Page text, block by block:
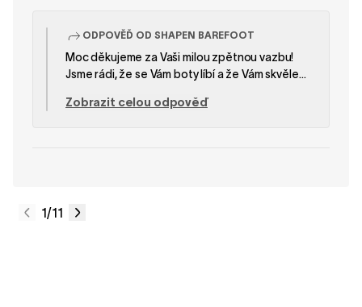
ODPOVĚĎ OD SHAPEN BAREFOOT
Moc děkujeme za Vaši milou zpětnou vazbu!
Jsme rádi, že se Vám boty líbí a že Vám skvěle
Zobrazit celou odpověď
1/11